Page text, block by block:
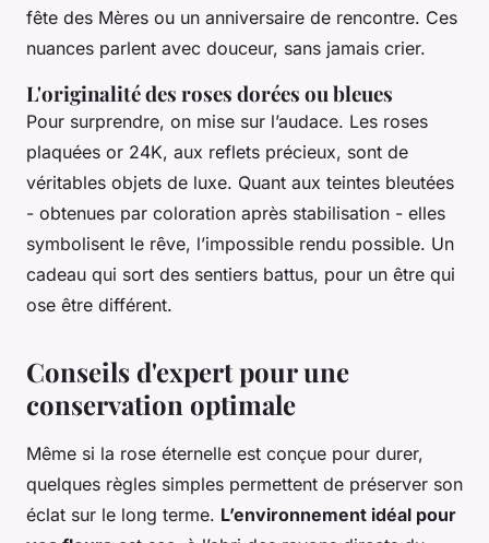
fête des Mères ou un anniversaire de rencontre. Ces
nuances parlent avec douceur, sans jamais crier.
L'originalité des roses dorées ou bleues
Pour surprendre, on mise sur l’audace. Les roses
plaquées or 24K, aux reflets précieux, sont de
véritables objets de luxe. Quant aux teintes bleutées
- obtenues par coloration après stabilisation - elles
symbolisent le rêve, l’impossible rendu possible. Un
cadeau qui sort des sentiers battus, pour un être qui
ose être différent.
Conseils d'expert pour une
conservation optimale
Même si la rose éternelle est conçue pour durer,
quelques règles simples permettent de préserver son
éclat sur le long terme. L’environnement idéal pour